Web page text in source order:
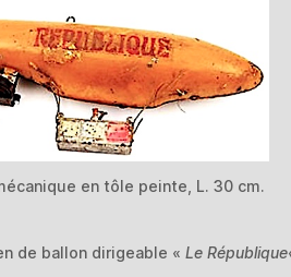
en tôle peinte, L. 30 cm.
de ballon dirigeable « Le République